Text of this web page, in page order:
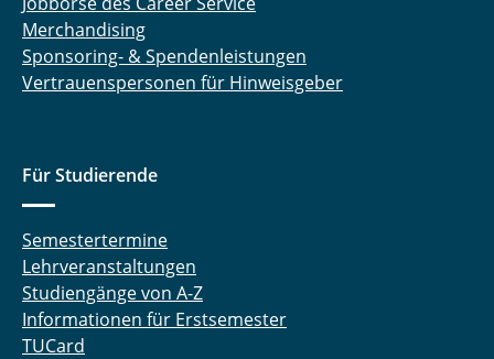
Merchandising
Sponsoring- & Spendenleistungen
Vertrauenspersonen für Hinweisgeber
Für Studierende
Semestertermine
Lehrveranstaltungen
Studiengänge von A-Z
Informationen für Erstsemester
TUCard